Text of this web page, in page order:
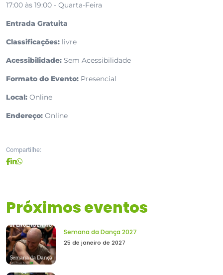
17:00 às 19:00 - Quarta-Feira
Entrada Gratuita
Classificações: livre
Acessibilidade: Sem Acessibilidade
Formato do Evento: Presencial
Local: Online
Endereço: Online
Compartilhe:
Próximos eventos
Semana da Dança 2027
25 de janeiro de 2027